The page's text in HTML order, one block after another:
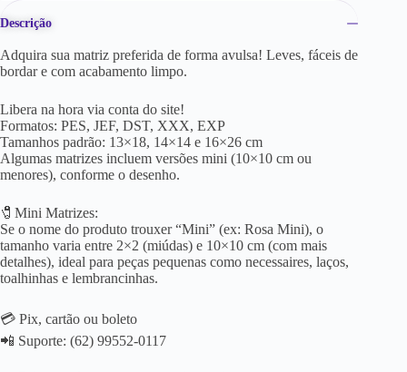
Descrição
Adquira sua matriz preferida de forma avulsa! Leves, fáceis de
bordar e com acabamento limpo.
Libera na hora via conta do site!
Formatos: PES, JEF, DST, XXX, EXP
Tamanhos padrão: 13×18, 14×14 e 16×26 cm
Algumas matrizes incluem versões mini (10×10 cm ou
menores), conforme o desenho.
🧷Mini Matrizes:
Se o nome do produto trouxer “Mini” (ex: Rosa Mini), o
tamanho varia entre 2×2 (miúdas) e 10×10 cm (com mais
detalhes), ideal para peças pequenas como necessaires, laços,
toalhinhas e lembrancinhas.
💳 Pix, cartão ou boleto
📲 Suporte: (62) 99552-0117